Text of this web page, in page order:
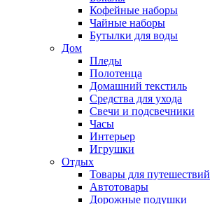
Кофейные наборы
Чайные наборы
Бутылки для воды
Дом
Пледы
Полотенца
Домашний текстиль
Средства для ухода
Свечи и подсвечники
Часы
Интерьер
Игрушки
Отдых
Товары для путешествий
Автотовары
Дорожные подушки